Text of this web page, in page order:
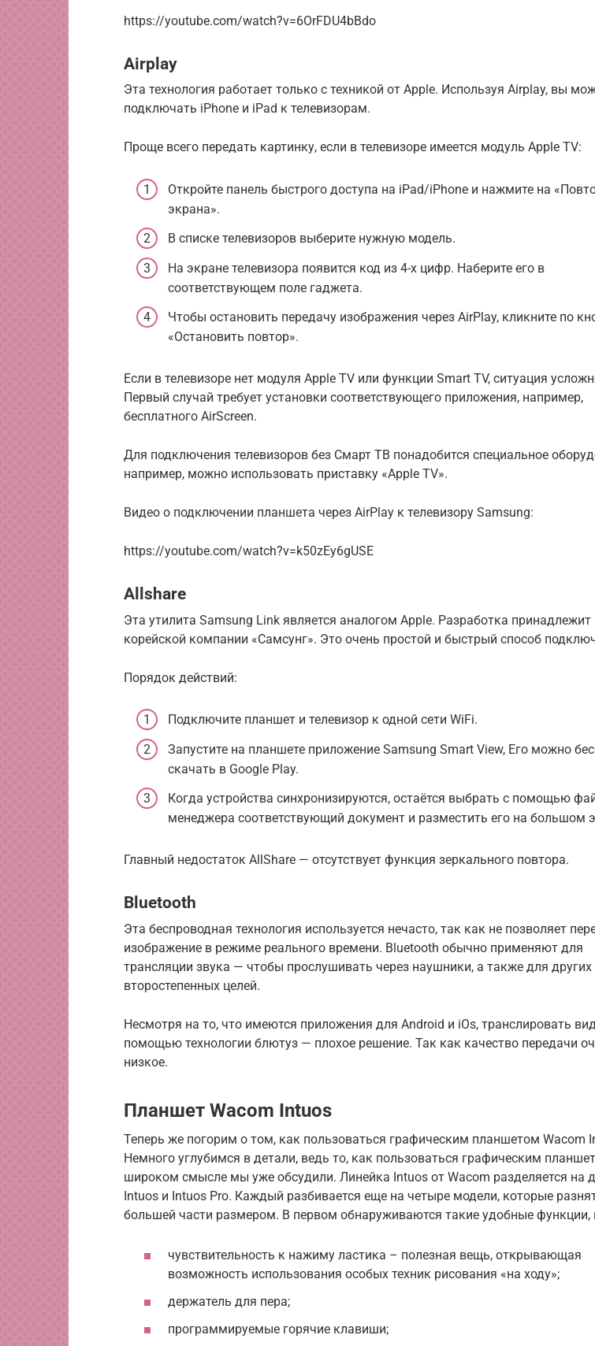
https://youtube.com/watch?v=6OrFDU4bBdo
Airplay
Эта технология работает только с техникой от Apple. Используя Airplay, вы
подключать iPhone и iPad к телевизорам.
Проще всего передать картинку, если в телевизоре имеется модуль Apple TV:
Откройте панель быстрого доступа на iPad/iPhone и нажмите на
экрана».
В списке телевизоров выберите нужную модель.
На экране телевизора появится код из 4-х цифр. Наберите его в
соответствующем поле гаджета.
Чтобы остановить передачу изображения через AirPlay, кликните по
«Остановить повтор».
Если в телевизоре нет модуля Apple TV или функции Smart TV, ситуация
Первый случай требует установки соответствующего приложения, например,
бесплатного AirScreen.
Для подключения телевизоров без Смарт ТВ понадобится специальное
например, можно использовать приставку «Apple TV».
Видео о подключении планшета через AirPlay к телевизору Samsung:
https://youtube.com/watch?v=k50zEy6gUSE
Allshare
Эта утилита Samsung Link является аналогом Apple. Разработка принадлежит
корейской компании «Самсунг». Это очень простой и быстрый способ
Порядок действий:
Подключите планшет и телевизор к одной сети WiFi.
Запустите на планшете приложение Samsung Smart View, Его можно
скачать в Google Play.
Когда устройства синхронизируются, остаётся выбрать с помощью
менеджера соответствующий документ и разместить его на большом
Главный недостаток AllShare — отсутствует функция зеркального повтора.
Bluetooth
Эта беспроводная технология используется нечасто, так как не позволяет
изображение в режиме реального времени. Bluetooth обычно применяют для
трансляции звука — чтобы прослушивать через наушники, а также для других
второстепенных целей.
Несмотря на то, что имеются приложения для Android и iOs, транслировать
помощью технологии блютуз — плохое решение. Так как качество передачи
низкое.
Планшет Wacom Intuos
Теперь же погорим о том, как пользоваться графическим планшетом Wacom
Немного углубимся в детали, ведь то, как пользоваться графическим
широком смысле мы уже обсудили. Линейка Intuos от Wacom разделяется на
Intuos и Intuos Pro. Каждый разбивается еще на четыре модели, которые
большей части размером. В первом обнаруживаются такие удобные функции,
чувствительность к нажиму ластика – полезная вещь, открывающая
возможность использования особых техник рисования «на ходу»;
держатель для пера;
программируемые горячие клавиши;